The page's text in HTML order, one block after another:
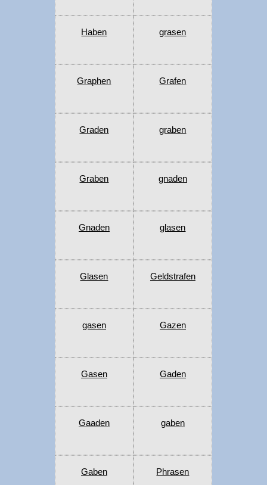
Haben grasen
Graphen Grafen
Graden graben
Graben gnaden
Gnaden glasen
Glasen Geldstrafen
gasen Gazen
Gasen Gaden
Gaaden gaben
Gaben Phrasen